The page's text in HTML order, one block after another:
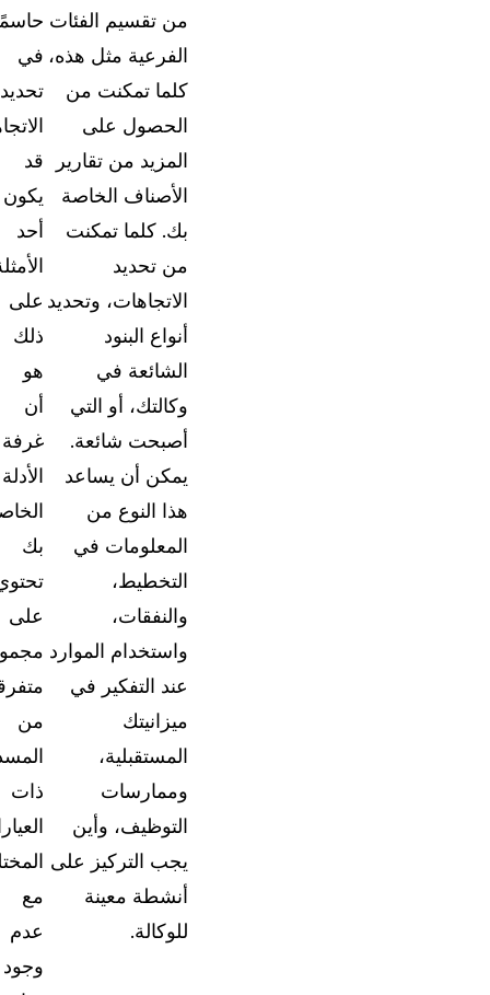
من تقسيم الفئات
الفرعية مثل هذه،
كلما تمكنت من
الحصول على
المزيد من تقارير
الأصناف الخاصة
بك. كلما تمكنت
من تحديد
الاتجاهات، وتحديد
أنواع البنود
الشائعة في
وكالتك، أو التي
أصبحت شائعة.
يمكن أن يساعد
هذا النوع من
المعلومات في
التخطيط،
والنفقات،
واستخدام الموارد
عند التفكير في
ميزانيتك
المستقبلية،
وممارسات
التوظيف، وأين
يجب التركيز على
أنشطة معينة
للوكالة.
في
تحديد
قد
يكون
أحد
على
ذلك
هو
أن
غرفة
الأدلة
بك
على
من
ذات
مع
عدم
وجود